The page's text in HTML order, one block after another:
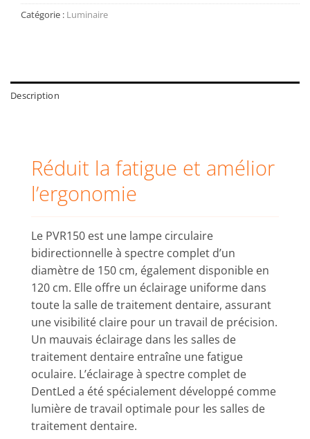
Catégorie : Luminaire
Description
Réduit la fatigue et amélior
l’ergonomie
Le PVR150 est une lampe circulaire
bidirectionnelle à spectre complet d’un
diamètre de 150 cm, également disponible en
120 cm. Elle offre un éclairage uniforme dans
toute la salle de traitement dentaire, assurant
une visibilité claire pour un travail de précision.
Un mauvais éclairage dans les salles de
traitement dentaire entraîne une fatigue
oculaire. L’éclairage à spectre complet de
DentLed a été spécialement développé comme
lumière de travail optimale pour les salles de
traitement dentaire.